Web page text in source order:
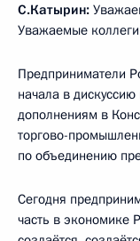
С.Катырин:
Уважаемые
Предприниматели
начала в
дополнениям в
торгово-
по объединению
Сегодня
часть в экономике